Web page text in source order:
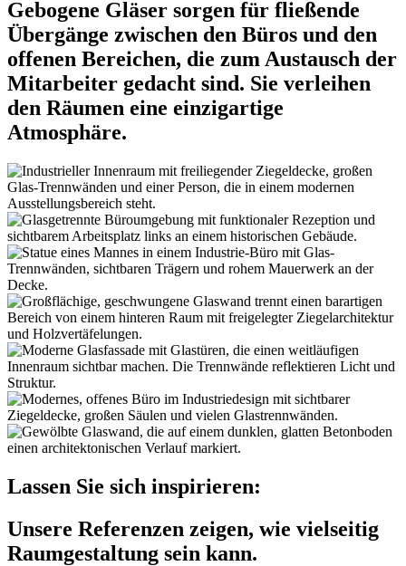
Gebogene Gläser sorgen für fließende
Übergänge zwischen den Büros und den
offenen Bereichen, die zum Austausch der
Mitarbeiter gedacht sind. Sie verleihen
den Räumen eine einzigartige
Atmosphäre.
Lassen Sie sich inspirieren:
Unsere Referenzen zeigen, wie vielseitig
Raumgestaltung sein kann.